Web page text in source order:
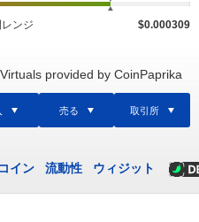
ンジ $0.000309
provided by CoinPaprika
売る 取引所
イン 流動性 ウィジット